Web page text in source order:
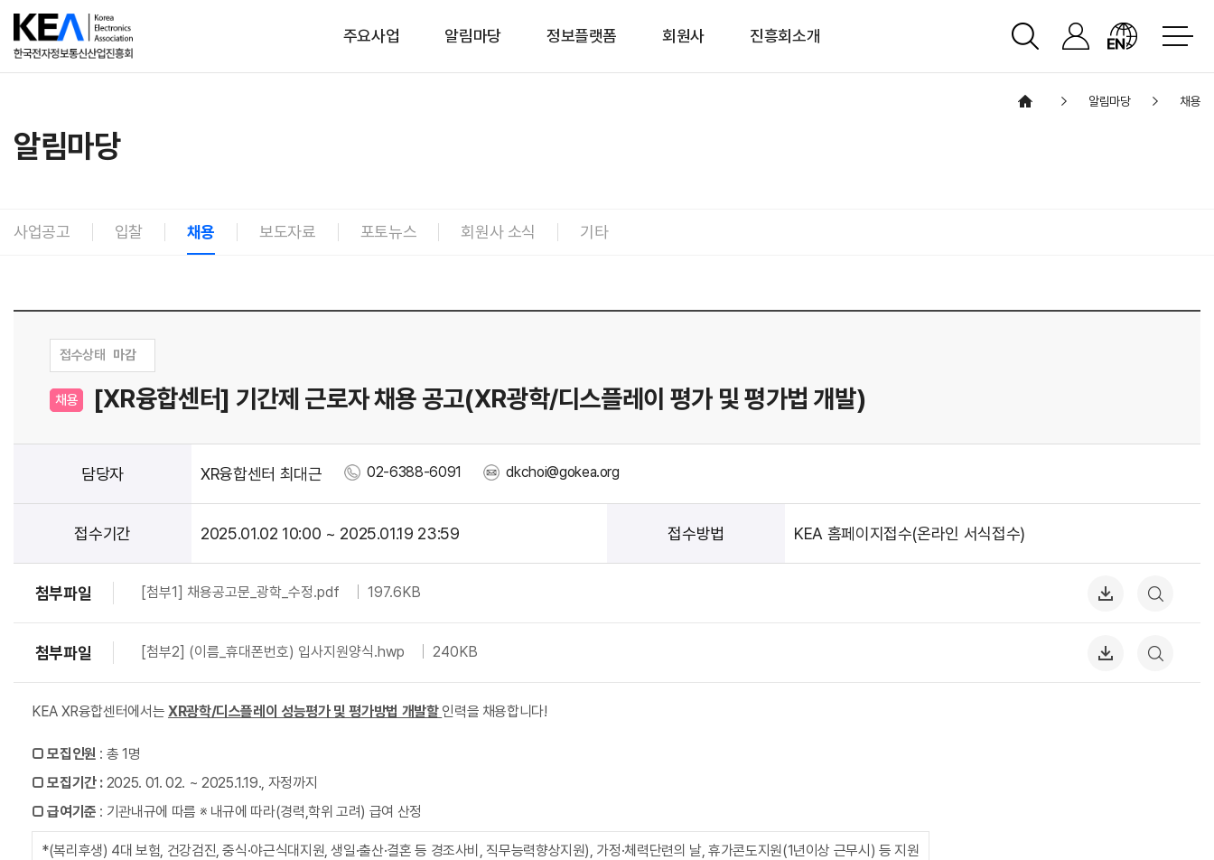
주요사업 알림마당 정보플랫폼 회원사 진흥회소개
유공자 포상 이슈리포트 전자산업
알림마당 채용
알림마당
사업공고 입찰 채용 보도자료 포토뉴스 회원사 소식 기타
접수상태 마감
채용 [XR융합센터] 기간제 근로자 채용 공고(XR광학/디스플레이 평가 및 평가법 개발)
담당자 XR융합센터 최대근 02-6388-6091 dkchoi@gokea.org
접수기간 2025.01.02 10:00 ~ 2025.01.19 23:59 접수방법 KEA 홈페이지접수(온라인 서식접수)
첨부파일 [첨부1] 채용공고문_광학_수정.pdf 197.6KB
첨부파일 [첨부2] (이름_휴대폰번호) 입사지원양식.hwp 240KB
KEA XR융합센터에서는 XR광학/디스플레이 성능평가 및 평가방법 개발할 인력을 채용합니다!
□모집인원 : 총 1명
□모집기간 : 2025. 01. 02. ~ 2025.1.19., 자정까지
□급여기준 : 기관내규에 따름 ※ 내규에 따라(경력,학위 고려) 급여 산정
*(복리후생) 4대 보험, 건강검진, 중식·야근식대지원, 생일·출산·결혼 등 경조사비, 직무능력향상지원), 가정·체력단련의 날, 휴가콘도지원(1년이상 근무시) 등 지원